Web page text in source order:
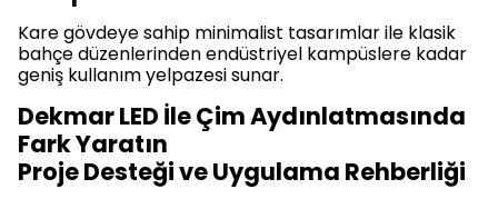
Kare gövdeye sahip minimalist tasarımlar ile klasik
bahçe düzenlerinden endüstriyel kampüslere kadar
geniş kullanım yelpazesi sunar.
Dekmar LED İle Çim Aydınlatmasında
Fark Yaratın
Proje Desteği ve Uygulama Rehberliği